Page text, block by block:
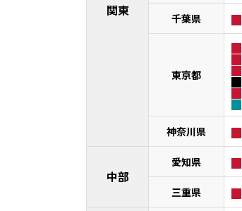
関東
千葉県
東京都
神奈川県
中部
愛知県
三重県